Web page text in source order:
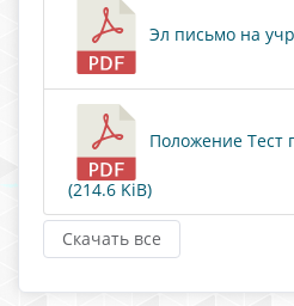
Эл письмо на
Положение Тест
(214.6 KiB)
Скачать все